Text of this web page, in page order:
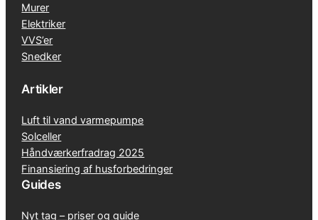
Murer
Elektriker
VVS’er
Snedker
Artikler
Luft til vand varmepumpe
Solceller
Håndværkerfradrag 2025
Finansiering af husforbedringer
Guides
Nyt tag – priser og guide